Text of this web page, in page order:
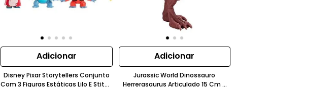
Adicionar
Disney Pixar Storytellers Conjunto
Com 3 Figuras Estáticas Lilo E Stitch
Adicionar
Jurassic World Dinossauro
Herrerasaurus Articulado 15 Cm 3